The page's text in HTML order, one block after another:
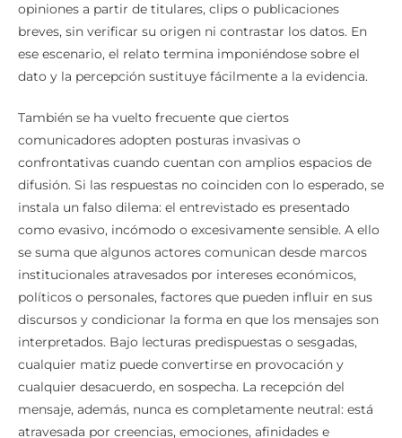
opiniones a partir de titulares, clips o publicaciones
breves, sin verificar su origen ni contrastar los datos. En
ese escenario, el relato termina imponiéndose sobre el
dato y la percepción sustituye fácilmente a la evidencia.
También se ha vuelto frecuente que ciertos
comunicadores adopten posturas invasivas o
confrontativas cuando cuentan con amplios espacios de
difusión. Si las respuestas no coinciden con lo esperado, se
instala un falso dilema: el entrevistado es presentado
como evasivo, incómodo o excesivamente sensible. A ello
se suma que algunos actores comunican desde marcos
institucionales atravesados por intereses económicos,
políticos o personales, factores que pueden influir en sus
discursos y condicionar la forma en que los mensajes son
interpretados. Bajo lecturas predispuestas o sesgadas,
cualquier matiz puede convertirse en provocación y
cualquier desacuerdo, en sospecha. La recepción del
mensaje, además, nunca es completamente neutral: está
atravesada por creencias, emociones, afinidades e